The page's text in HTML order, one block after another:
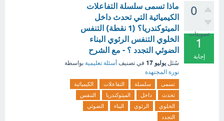
0
تصويتات
1
إجابة
ماذا تسمى سلسلة التفاعلات
الكيميائية التي تحدث داخل
الميتوكندريا؟ (1 نقطة) التنفس
الخلوي التنفس الرئوي البناء
الضوئي التجدد ؟ - مع الشرح
سُئل يوليو 17 في تصنيف أسئلة تعليمية بواسطة
نورة المجتهدة
تسمى سلسلة التفاعلات
الكيميائية
تحدث
داخل الميتوكندريا
التنفس
الخلوي
الرئوي البناء
الضوئي
التجدد